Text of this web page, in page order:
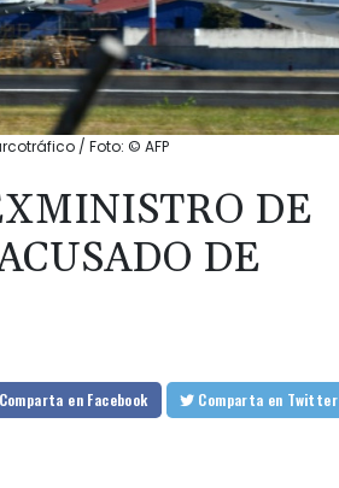
/ Foto: © AFP
DE
DE
Comparta en Facebook Comparta en Twitter